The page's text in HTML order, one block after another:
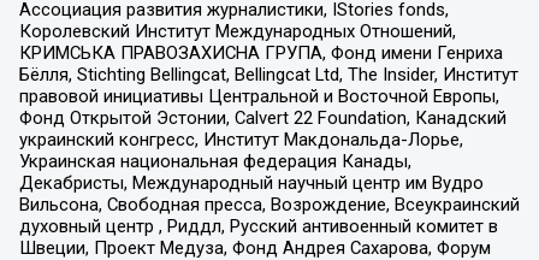
Ассоциация развития журналистики, IStories fonds,
Королевский Институт Международных Отношений,
КРИМСЬКА ПРАВОЗАХИСНА ГРУПА, Фонд имени Генриха
Бёлля, Stichting Bellingcat, Bellingcat Ltd, The Insider, Институт
правовой инициативы Центральной и Восточной Европы,
Фонд Открытой Эстонии, Calvert 22 Foundation, Канадский
украинский конгресс, Институт Макдональда-Лорье,
Украинская национальная федерация Канады,
Декабристы, Международный научный центр им Вудро
Вильсона, Свободная пресса, Возрождение, Всеукраинский
духовный центр , Риддл, Русский антивоенный комитет в
Швеции, Проект Медуза, Фонд Андрея Сахарова, Форум